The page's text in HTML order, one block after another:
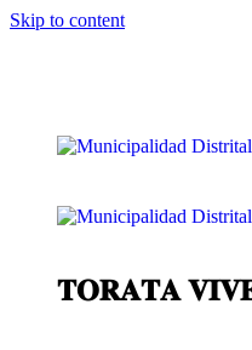
Skip to content
𝐓𝐎𝐑𝐀𝐓𝐀